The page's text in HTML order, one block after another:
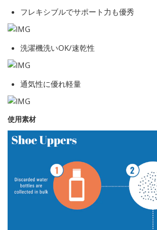
フレキシブルでサポート力も優秀
洗濯機洗いOK/速乾性
通気性に優れ軽量
使用素材